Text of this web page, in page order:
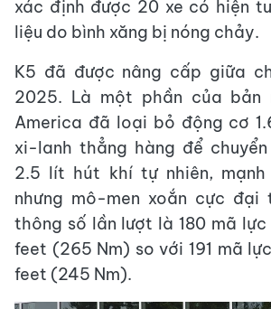
xác định được 20 xe có hiện
liệu do bình xăng bị nóng chảy.
K5 đã được nâng cấp giữa
2025. Là một phần của bản
America đã loại bỏ động cơ
xi-lanh thẳng hàng để
2.5 lít hút khí tự nhiên,
nhưng mô-men xoắn cực đại
thông số lần lượt là 180 mã
feet (265 Nm) so với 191 mã
feet (245 Nm).